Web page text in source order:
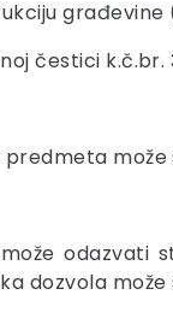
građevine
čestici k.č.br.
predmeta
može odazvati
dozvola